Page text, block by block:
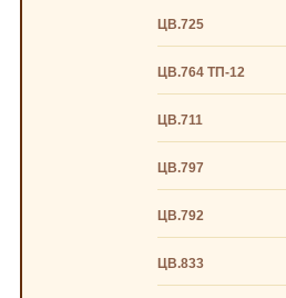
ЦВ.725
ЦВ.764 ТП-12
ЦВ.711
ЦВ.797
ЦВ.792
ЦВ.833